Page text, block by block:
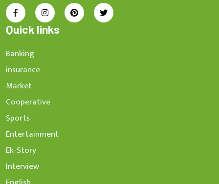
Quick links
Banking
insurance
Market
Cooperative
Sports
Entertainment
Ek-Story
Interview